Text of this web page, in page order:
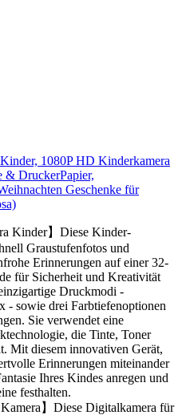
1080P HD Kinderkamera
& DruckerPapier,
Geschenke für
Kinder】Diese Kinder-
Graustufenfotos und
Erinnerungen auf einer 32-
für Sicherheit und Kreativität
Druckmodi -
- sowie drei Farbtiefenoptionen
Sie verwendet eine
die Tinte, Toner
Mit diesem innovativen Gerät,
Erinnerungen miteinander
Ihres Kindes anregen und
festhalten.
】Diese Digitalkamera für